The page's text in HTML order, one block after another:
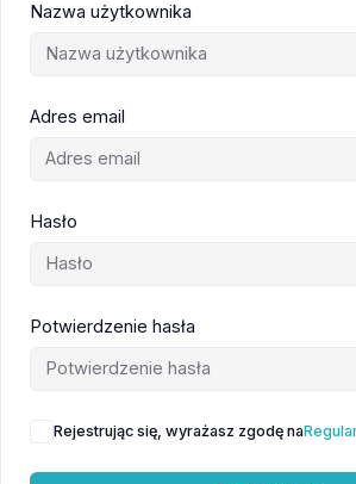
Nazwa użytkownika
Adres email
Hasło
Potwierdzenie hasła
Rejestrując się, wyrażasz zgodę na